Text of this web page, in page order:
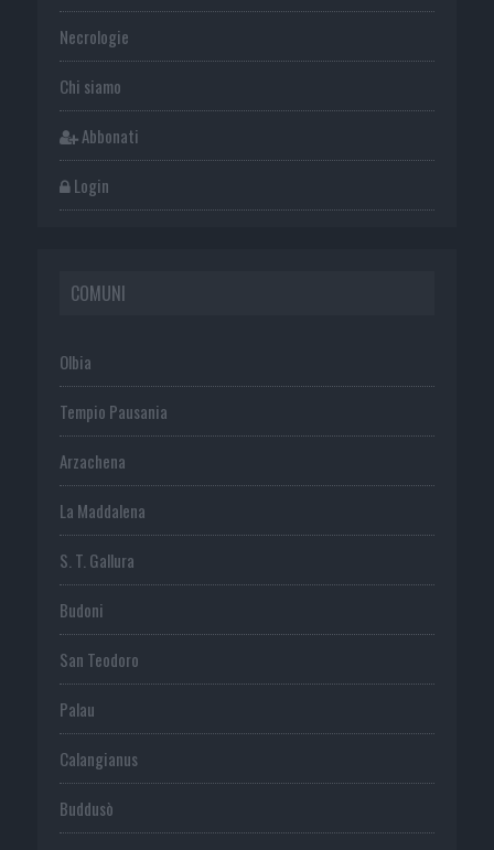
Necrologie
Chi siamo
Abbonati
Login
COMUNI
Olbia
Tempio Pausania
Arzachena
La Maddalena
S. T. Gallura
Budoni
San Teodoro
Palau
Calangianus
Buddusò